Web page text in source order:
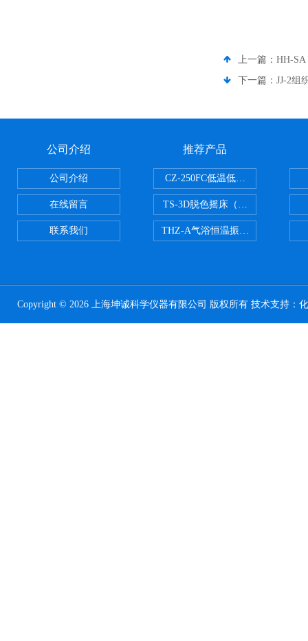
上一篇： HH-
下一篇： JJ-2组
公司介绍
公司介绍
在线留言
联系我们
推荐产品
CZ-250FC低温低湿种子储藏柜
TS-3D脱色摇床（三维运动）
THZ-A气浴恒温振荡器
Copyright © 2026 上海坤诚科学仪器有限公司 版权所有 技术支持：